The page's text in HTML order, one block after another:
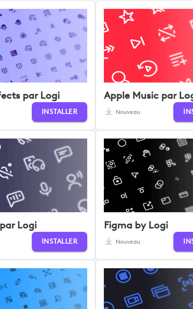
par Logi
INSTALLER
Apple Music par
Nouveau
Logi
INSTALLER
Figma by Logi
Nouveau